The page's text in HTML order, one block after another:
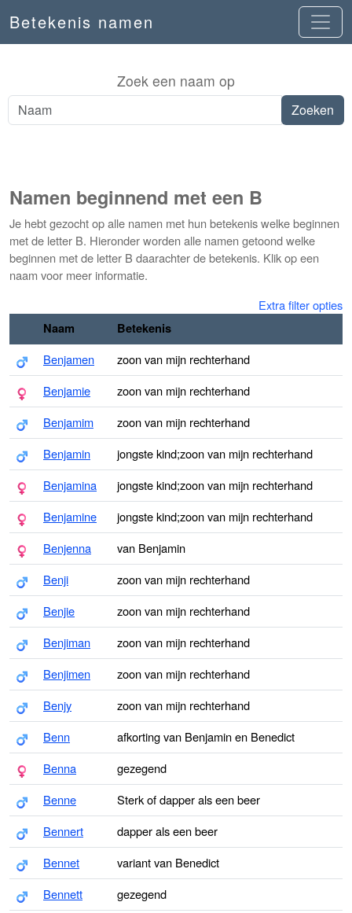
Betekenis namen
Zoek een naam op
Namen beginnend met een B
Je hebt gezocht op alle namen met hun betekenis welke beginnen
met de letter B. Hieronder worden alle namen getoond welke
beginnen met de letter B daarachter de betekenis. Klik op een
naam voor meer informatie.
Extra filter opties
Naam
Betekenis
Benjamen
zoon van mijn rechterhand
Benjamie
zoon van mijn rechterhand
Benjamim
zoon van mijn rechterhand
Benjamin
jongste kind;zoon van mijn rechterhand
Benjamina
jongste kind;zoon van mijn rechterhand
Benjamine
jongste kind;zoon van mijn rechterhand
Benjenna
van Benjamin
Benji
zoon van mijn rechterhand
Benjie
zoon van mijn rechterhand
Benjiman
zoon van mijn rechterhand
Benjimen
zoon van mijn rechterhand
Benjy
zoon van mijn rechterhand
Benn
afkorting van Benjamin en Benedict
Benna
gezegend
Benne
Sterk of dapper als een beer
Bennert
dapper als een beer
Bennet
variant van Benedict
Bennett
gezegend